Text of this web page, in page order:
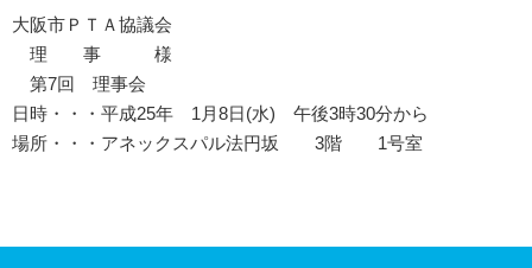
大阪市ＰＴＡ協議会
理 事 様
第7回 理事会
日時・・・平成25年 1月8日(水) 午後3時30分から
場所・・・アネックスパル法円坂 3階 1号室